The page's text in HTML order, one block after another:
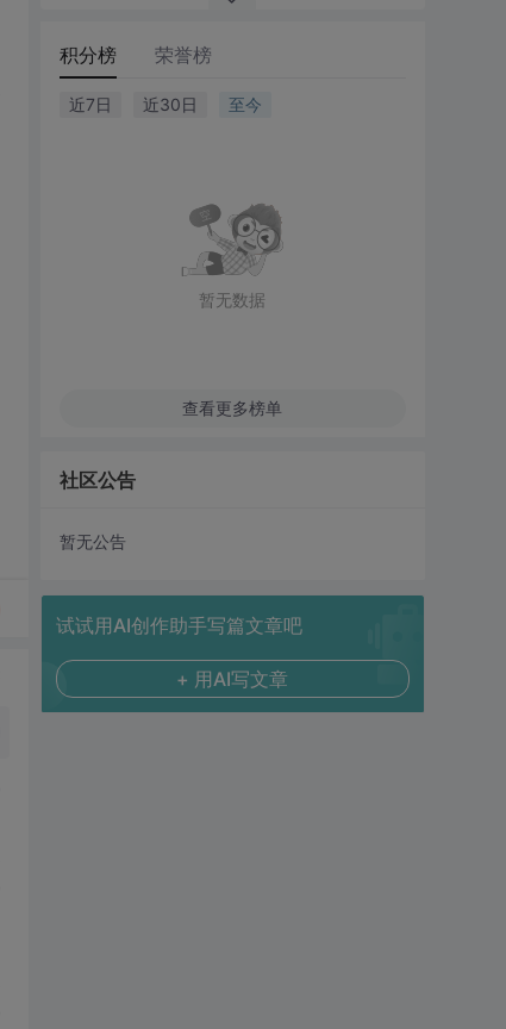
积分榜 荣誉榜
近7日 近30日 至今
暂无数据
查看更多榜单
社区公告
暂无公告
试试用AI创作助手写篇文章吧
+ 用AI写文章